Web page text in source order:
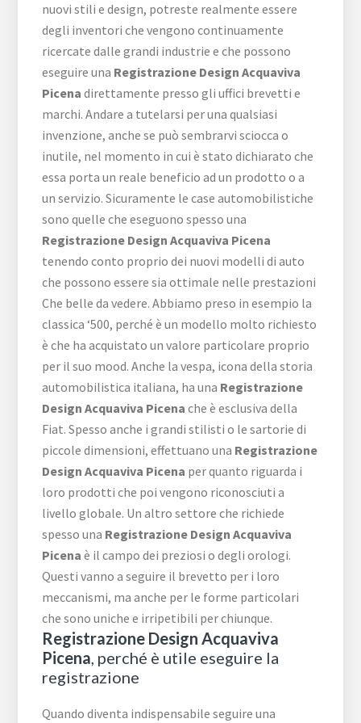
nuovi stili e design, potreste realmente essere
degli inventori che vengono continuamente
ricercate dalle grandi industrie e che possono
eseguire una Registrazione Design Acquaviva
Picena direttamente presso gli uffici brevetti e
marchi. Andare a tutelarsi per una qualsiasi
invenzione, anche se può sembrarvi sciocca o
inutile, nel momento in cui è stato dichiarato che
essa porta un reale beneficio ad un prodotto o a
un servizio. Sicuramente le case automobilistiche
sono quelle che eseguono spesso una
Registrazione Design Acquaviva Picena
tenendo conto proprio dei nuovi modelli di auto
che possono essere sia ottimale nelle prestazioni
Che belle da vedere. Abbiamo preso in esempio la
classica ‘500, perché è un modello molto richiesto
è che ha acquistato un valore particolare proprio
per il suo mood. Anche la vespa, icona della storia
automobilistica italiana, ha una Registrazione
Design Acquaviva Picena che è esclusiva della
Fiat. Spesso anche i grandi stilisti o le sartorie di
piccole dimensioni, effettuano una Registrazione
Design Acquaviva Picena per quanto riguarda i
loro prodotti che poi vengono riconosciuti a
livello globale. Un altro settore che richiede
spesso una Registrazione Design Acquaviva
Picena è il campo dei preziosi o degli orologi.
Questi vanno a seguire il brevetto per i loro
meccanismi, ma anche per le forme particolari
che sono uniche e irripetibili per chiunque.
Registrazione Design Acquaviva
Picena, perché è utile eseguire la
registrazione
Quando diventa indispensabile seguire una